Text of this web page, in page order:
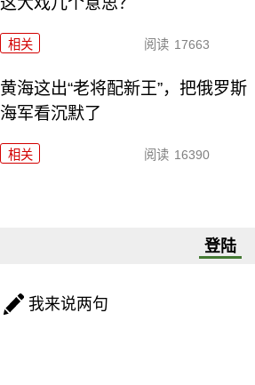
相关 阅读 17663
黄海这出“老将配新王”，把俄罗斯
海军看沉默了
相关 阅读 16390
登陆
我来说两句